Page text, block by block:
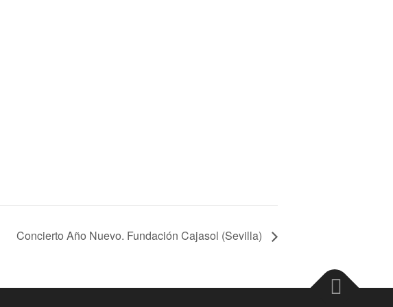
Concierto Año Nuevo. Fundación Cajasol (Sevilla)